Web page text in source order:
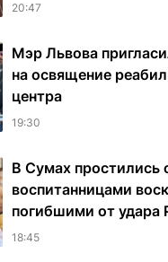
20:47
Мэр Львова
на освящение
центра
19:30
В Сумах простились
воспитанницами
погибшими от удара
18:45